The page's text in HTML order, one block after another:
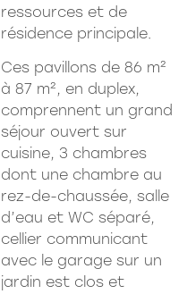
ressources et de
résidence principale.
Ces pavillons de 86 m²
à 87 m², en duplex,
comprennent un grand
séjour ouvert sur
cuisine, 3 chambres
dont une chambre au
rez-de-chaussée, salle
d’eau et WC séparé,
cellier communicant
avec le garage sur un
jardin est clos et